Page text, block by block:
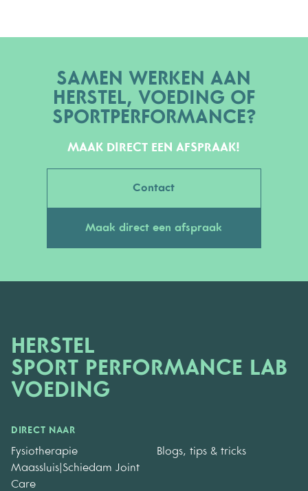
SAMEN WERKEN AAN
HERSTEL, VOEDING OF
SPORTPERFORMANCE?
MAAK DIRECT EEN AFSPRAAK!
Contact
Maak direct een afspraak
HERSTEL
SPORT PERFORMANCE LAB
VOEDING
DIRECT NAAR
Fysiotherapie
Maassluis|Schiedam Joint
Care
Blogs, tips & tricks